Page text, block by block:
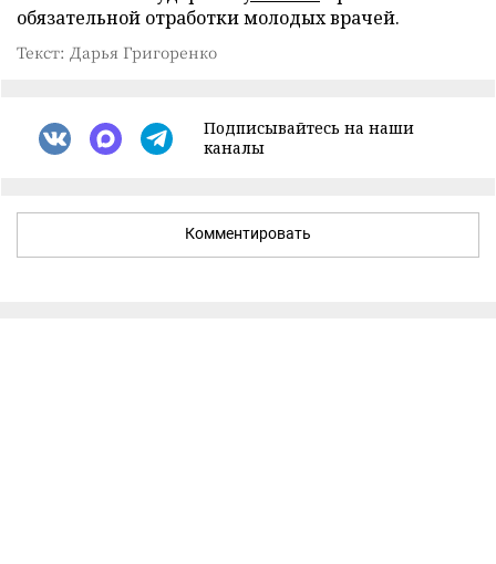
обязательной отработки молодых врачей.
Текст: Дарья Григоренко
Подписывайтесь на наши
каналы
Комментировать